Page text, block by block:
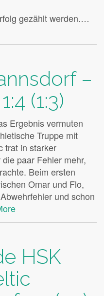
gezählt werden.…
–
(1:3)
Ergebnis vermuten
Truppe mit
trat in starker
paar Fehler mehr,
Beim ersten
Omar und Flo,
und schon
HSK